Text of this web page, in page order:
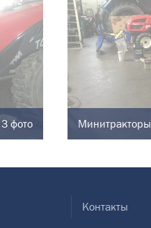
3 фото Минитракторы
Контакты